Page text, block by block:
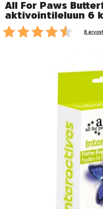
All For Paws
aktivointileluun 6
8
foo